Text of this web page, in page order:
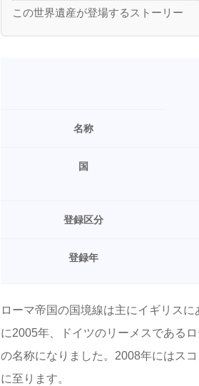
この世界遺産が登場するストーリー
名称
国
登録区分
登録年
ローマ帝国の国境線は主にイギリス
に2005年、ドイツのリーメスである
の名称になりました。2008年にはス
に至ります。